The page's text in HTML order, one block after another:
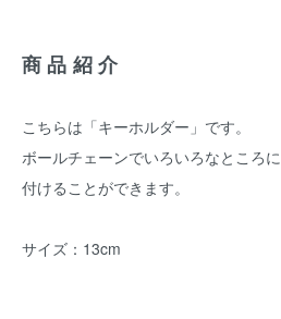
商品紹介
こちらは「キーホルダー」です。
ボールチェーンでいろいろなところに
付けることができます。
サイズ：13cm